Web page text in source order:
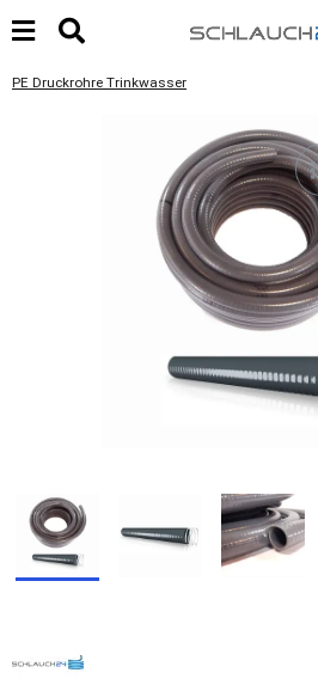
PE Druckrohre Trinkwasser